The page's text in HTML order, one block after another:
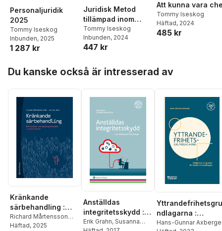
Personaljuridik
2025
Tommy Iseskog
Inbunden, 2025
1 287 kr
Juridisk Metod
tillämpad inom
arbetsrätten
Tommy Iseskog
Inbunden, 2024
447 kr
Att kunna vara
Tommy Iseskog
Häftad, 2024
485 kr
Du kanske också är intresserad av
Kränkande
särbehandling :
rättssäker
utredningsmetodik
Richard Mårtensson
Adin,Cecilia Malm
Häftad, 2025
Anställdas
integritetsskydd :
och
Erik Grahn, Susanna
Yttrandefrihetsgru
ndlagarna :
rättigheter och
Hans-Gunnar